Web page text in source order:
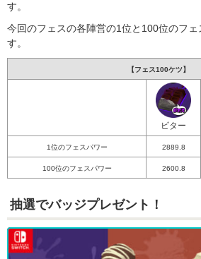
す。
今回のフェスの各陣営の1位と100位のフ
す。
【フェス100ケツ】
ビター
1位のフェスパワー 2889.8
100位のフェスパワー 2600.8
抽選でバッジプレゼント！